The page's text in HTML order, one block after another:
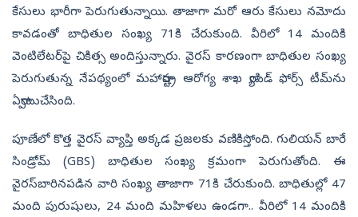
కేసులు భారీగా పెరుగుతున్నాయి. తాజాగా మరో ఆరు కేసులు నమోదు
కావడంతో బాధితుల సంఖ్య 71కి చేరుకుంది. వీరిలో 14 మందికి
వెంటిలేటర్‌పై చికిత్స అందిస్తున్నారు. వైరస్‌ కారణంగా బాధితుల సంఖ్య
పెరుగుతున్న నేపథ్యంలో మహారాష్ట్ర ఆరోగ్య శాఖ ర్యాపిడ్‌ ఫోర్స్‌ టీమ్‌ను
ఏర్పాటుచేసింది.
పూణేలో కొత్త వైరస్‌ వ్యాప్తి అక్కడ ప్రజలకు వణికిస్తోంది. గులియన్ బారే
సిండ్రోమ్ (GBS) బాధితుల సంఖ్య క్రమంగా పెరుగుతోంది. ఈ
వైరస్‌బారినపడిన వారి సంఖ్య తాజాగా 71కి చేరుకుంది. బాధితుల్లో 47
మంది పురుషులు, 24 మంది మహిళలు ఉండగా.. వీరిలో 14 మందికి